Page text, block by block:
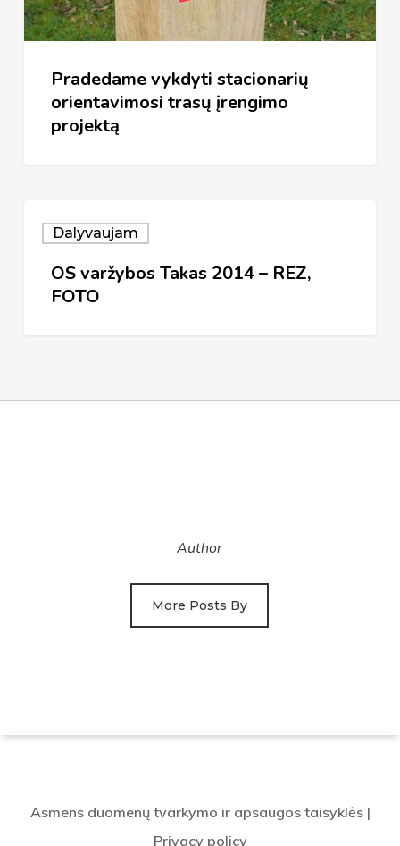
Pradedame vykdyti stacionarių
orientavimosi trasų įrengimo
projektą
Dalyvaujam
varžybos
Takas
2014
OS varžybos Takas 2014 – REZ,
FOTO
Author
More Posts By
Asmens duomenų tvarkymo ir apsaugos taisyklės|
Privacy policy